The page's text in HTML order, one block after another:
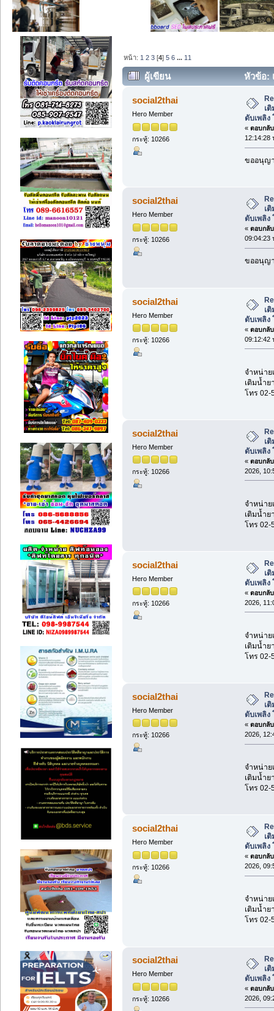
หน้า: 1 2 3 [4]5 6 ... 11
ผู้เขียน
หัวข้อ:
อบรมดับเพลิง โทร 089-2061016 (อ่
social2thai
Hero Member
กระทู้: 10266
เ
ดับเพลิง
« ตอบกลั
12:14:28
ขออนุญ
social2thai
Hero Member
กระทู้: 10266
เ
ดับเพลิง
« ตอบกลั
09:04:23
ขออนุญ
social2thai
Hero Member
กระทู้: 10266
เ
ดับเพลิง
« ตอบกลั
09:12:42
จำหน่าย
เติมน้ำย
โทร 02-
social2thai
Hero Member
กระทู้: 10266
เ
ดับเพลิง
« ตอบกลั
2026,
จำหน่าย
เติมน้ำย
โทร 02-
social2thai
Hero Member
กระทู้: 10266
เ
ดับเพลิง
« ตอบกลั
2026,
จำหน่าย
เติมน้ำย
โทร 02-
social2thai
Hero Member
กระทู้: 10266
เ
ดับเพลิง
« ตอบกลั
2026,
จำหน่าย
เติมน้ำย
โทร 02-
social2thai
Hero Member
กระทู้: 10266
เ
ดับเพลิง
« ตอบกลั
2026,
จำหน่าย
เติมน้ำย
โทร 02-
social2thai
Hero Member
กระทู้: 10266
เ
ดับเพลิง
« ตอบกลั
2026,